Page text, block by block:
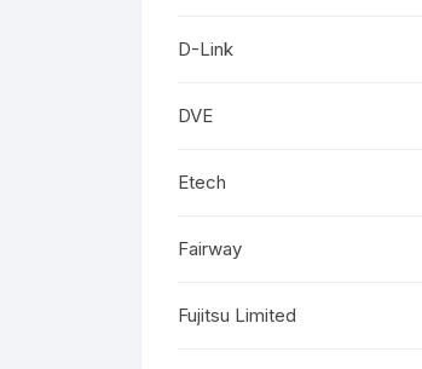
D-Link
DVE
Etech
Fairway
Fujitsu Limited